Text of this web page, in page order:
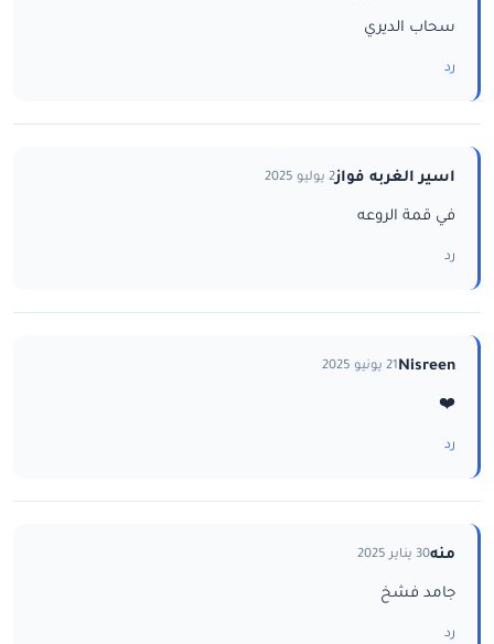
سحاب الديري
رد
اسير الغربه فواز2 يوليو 2025
في قمة الروعه
رد
Nisreen21 يونيو 2025
❤️
رد
منه30 يناير 2025
جامد فشخ
رد